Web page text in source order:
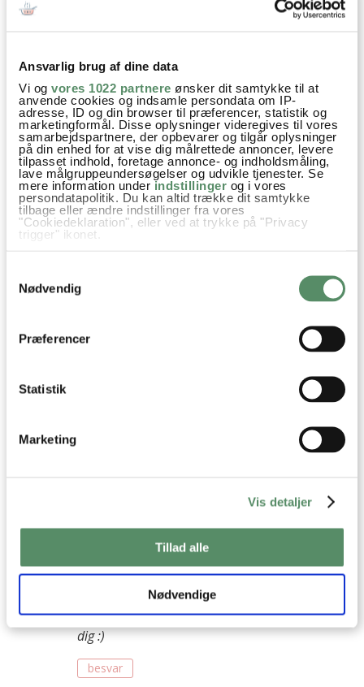
Ansvarlig brug af dine data
Vi og vores 1022 partnere ønsker dit samtykke til at
anvende cookies og indsamle persondata om IP-
adresse, ID og din browser til præferencer, statistik og
marketingformål. Disse oplysninger videregives til vores
samarbejdspartnere, der opbevarer og tilgår oplysninger
på din enhed for at vise dig målrettede annoncer, levere
tilpasset indhold, foretage annonce- og indholdsmåling,
lave målgruppeundersøgelser og udvikle tjenester. Se
mere information under indstillinger og i vores
persondatapolitik. Du kan altid trække dit samtykke
tilbage eller ændre indstillinger fra vores
"Cookiedeklaration", eller ved at trykke på "Privacy
trigger" ikonet.
Indsamle præcise oplysninger om din placering,
der kan være nøjagtig inden for få meter
Identificere din enhed baseret på en scanning af
Nødvendig
Præferencer
Statistik
Marketing
Vis detaljer
Tillad alle
Nødvendige
SPØRGSMÅL TIL OPSKRIFTEN?
hvis det allerede er stillet og besvaret - eller du kan kigge på
denne side, hvor jeg giver svar på mange 'ofte stillede
spørgsmål' til min opskrifter.
10 KOMMENTARER
Heidi:
5. september 2012 kl. 10:18
besvar
6. september 2012 kl. 09:27
Yum. Det ser bare lækkert og flot ud – det skal prøves (:
Ann-Christine:
6. september 2012 kl. 09:25
Lad mig endelig høre om retten også hitter hos
dig :)
besvar